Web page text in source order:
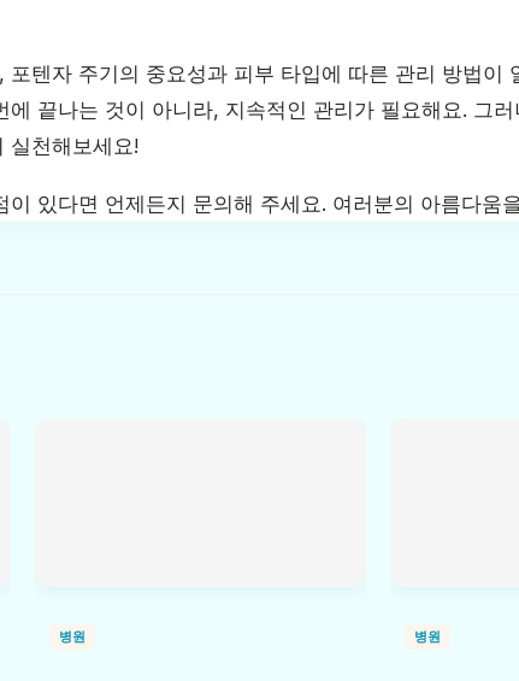
포텐자 주기의 중요성과 피부 타입에 따른 관리 방법이
에 끝나는 것이 아니라, 지속적인 관리가 필요해요. 그
실천해보세요!
이 있다면 언제든지 문의해 주세요. 여러분의 아름다움
병원 병원